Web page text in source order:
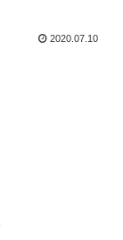
2020.07.10